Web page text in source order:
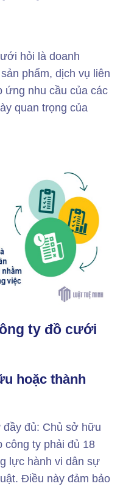
hỏi là doanh
phẩm, dịch vụ liên
ứng nhu cầu của các
quan trọng của
ty đồ cưới
hoặc thành
đủ: Chủ sở hữu
công ty phải đủ 18
lực hành vi dân sự
Điều này đảm bảo